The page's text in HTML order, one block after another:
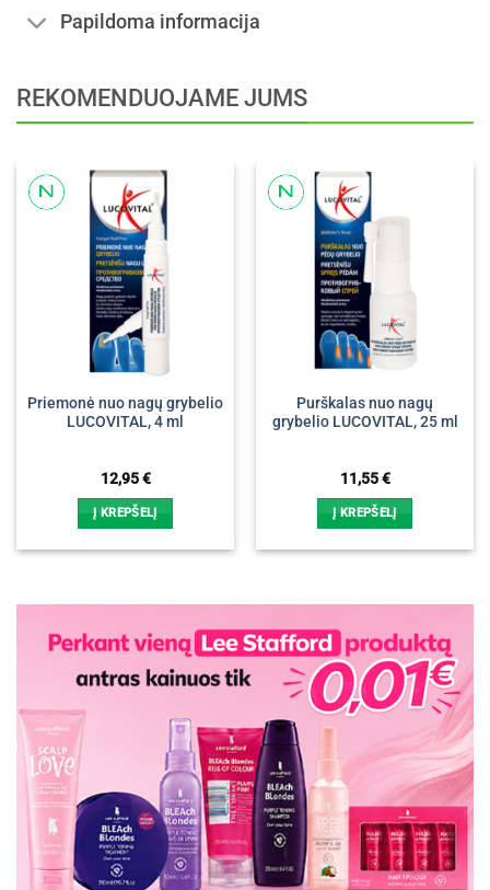
Papildoma informacija
REKOMENDUOJAME JUMS
Priemonė nuo nagų grybelio
LUCOVITAL, 4 ml
12,95€
Į KREPŠELĮ
Purškalas nuo nagų
grybelio LUCOVITAL, 25 ml
11,55€
Į KREPŠELĮ